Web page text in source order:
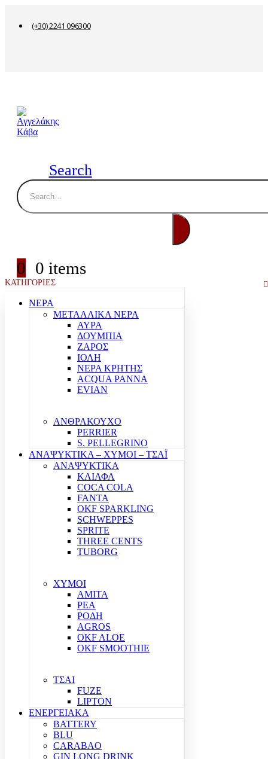
(+30) 2241 096300
Search
0 0 items
ΚΑΤΗΓΟΡΙΕΣ
ΝΕΡΑ
ΜΕΤΑΛΛΙΚΑ ΝΕΡΑ
ΑΥΡΑ
ΔΟΥΜΠΙΑ
ΖΑΡΟΣ
ΙΟΛΗ
ΝΕΡΑ ΚΡΗΤΗΣ
ACQUA PANNA
EVIAN
ΑΝΘΡΑΚΟΥΧΟ
PERRIER
S. PELLEGRINO
ΑΝΑΨΥΚΤΙΚΑ – ΧΥΜΟΙ – ΤΣΑΪ
ΑΝΑΨΥΚΤΙΚΑ
ΚΛΙΑΦΑ
COCA COLA
FANTA
OKF SPARKLING
SCHWEPPES
SPRITE
THREE CENTS
TUBORG
ΧΥΜΟΙ
ΑΜΙΤΑ
ΡΕΑ
ΡΟΔΗ
AGROS
OKF ALOE
OKF SMOOTHIE
ΤΣΑΙ
FUZE
LIPTON
ΕΝΕΡΓΕΙΑΚΑ
BATTERY
BLU
CARABAO
GIN LONG DRINK